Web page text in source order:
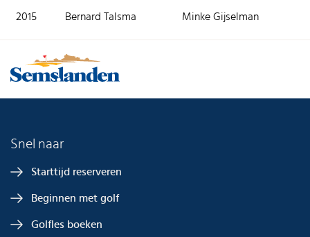
2015 Bernard Talsma Minke Gijselman
Snel naar
Starttijd reserveren
Beginnen met golf
Golfles boeken